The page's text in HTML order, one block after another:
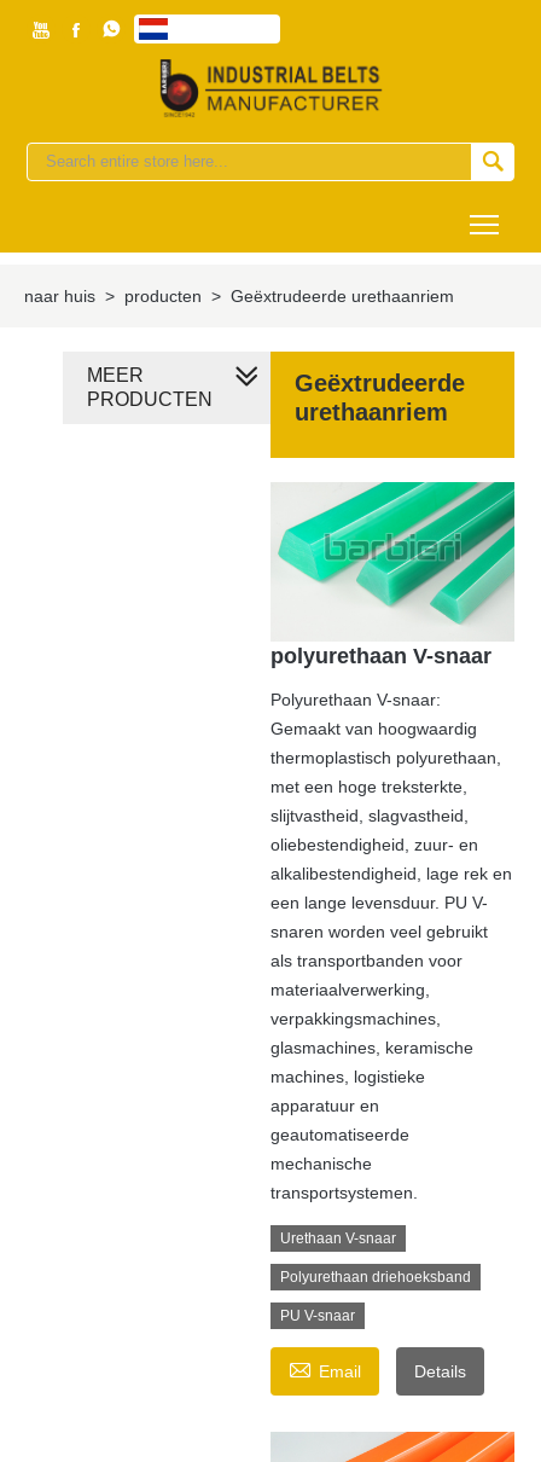
  

naar huis > producten > Geëxtrudeerde urethaanriem
Geëxtrudeerde
urethaanriem
polyurethaan V-snaar
Polyurethaan V-snaar:
Gemaakt van hoogwaardig
thermoplastisch polyurethaan,
met een hoge treksterkte,
slijtvastheid, slagvastheid,
oliebestendigheid, zuur- en
alkalibestendigheid, lage rek en
een lange levensduur. PU V-
snaren worden veel gebruikt
als transportbanden voor
materiaalverwerking,
verpakkingsmachines,
glasmachines, keramische
machines, logistieke
apparatuur en
geautomatiseerde
mechanische
transportsystemen.
Urethaan V-snaar
Polyurethaan driehoeksband
PU V-snaar
 Email Details
MEER
PRODUCTEN